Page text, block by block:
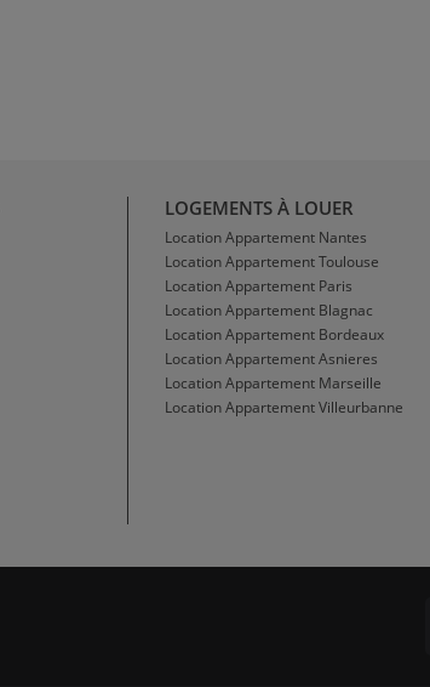
LOGEMENTS À LOUER
Location Appartement Nantes
Location Appartement Toulouse
Location Appartement Paris
Location Appartement Blagnac
Location Appartement Bordeaux
Location Appartement Asnieres
Location Appartement Marseille
Location Appartement Villeurbanne